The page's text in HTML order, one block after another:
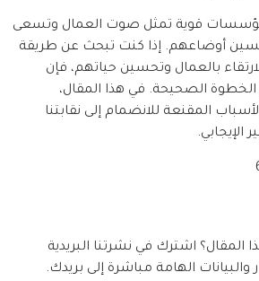
مؤسسات قوية تمثل صوت العمال وتسعى
أوضاعهم. إذا كنت تبحث عن طريقة
بالعمال وتحسين حياتهم، فإن
الخطوة الصحيحة. في هذا المقال،
المقنعة للانضمام إلى نقابتنا
الإيجابي.
المقال؟ اشترك في نشرتنا البريدية
والبيانات الهامة مباشرة إلى بريدك.